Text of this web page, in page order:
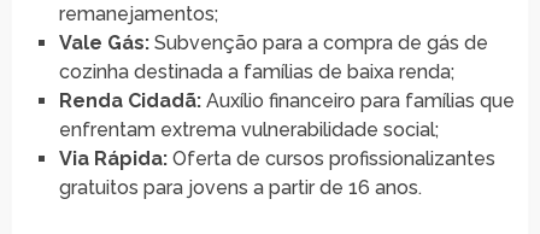
remanejamentos;
Vale Gás:Subvenção para a compra de gás de
cozinha destinada a famílias de baixa renda;
Renda Cidadã:Auxílio financeiro para famílias que
enfrentam extrema vulnerabilidade social;
Via Rápida:Oferta de cursos profissionalizantes
gratuitos para jovens a partir de 16 anos.